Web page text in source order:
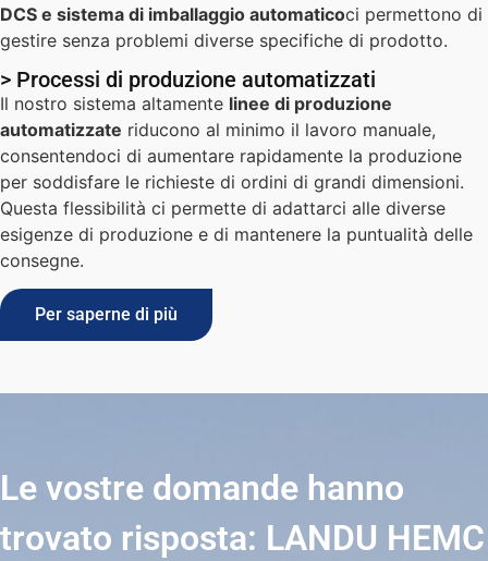
DCS e sistema di imballaggio automaticoci permettono di
gestire senza problemi diverse specifiche di prodotto.
> Processi di produzione automatizzati
Il nostro sistema altamente linee di produzione
automatizzate riducono al minimo il lavoro manuale,
consentendoci di aumentare rapidamente la produzione
per soddisfare le richieste di ordini di grandi dimensioni.
Questa flessibilità ci permette di adattarci alle diverse
esigenze di produzione e di mantenere la puntualità delle
consegne.
Per saperne di più
Le vostre domande hanno
trovato risposta: LANDU HEMC